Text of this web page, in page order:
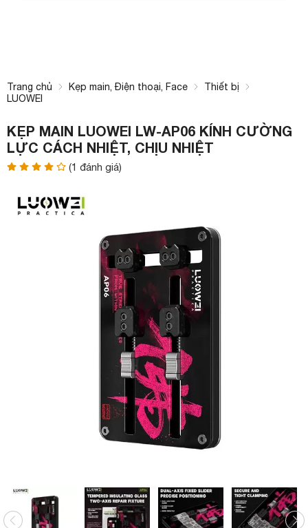
Trang chủ Kẹp main, Điện thoại, Face
Thiết bị
LUOWEI
KẸP MAIN LUOWEI LW-AP06 KÍNH CƯỜNG
LỰC CÁCH NHIỆT, CHỊU NHIỆT
(1 đánh giá)